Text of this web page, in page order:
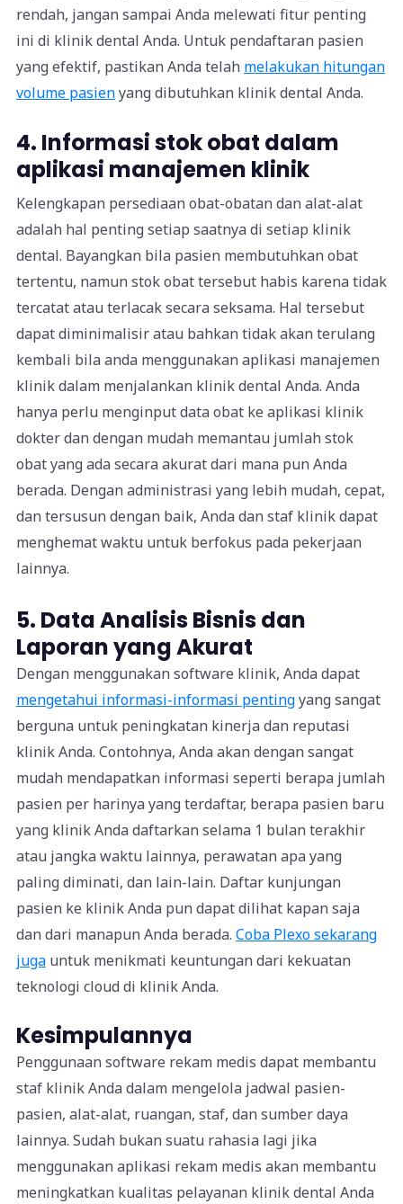
rendah, jangan sampai Anda melewati fitur penting
ini di klinik dental Anda. Untuk pendaftaran pasien
yang efektif, pastikan Anda telah melakukan hitungan
volume pasienyang dibutuhkan klinik dental Anda.
4. Informasi stok obat dalam
aplikasi manajemen klinik
Kelengkapan persediaan obat-obatan dan alat-alat
adalah hal penting setiap saatnya di setiap klinik
dental. Bayangkan bila pasien membutuhkan obat
tertentu, namun stok obat tersebut habis karena tidak
tercatat atau terlacak secara seksama. Hal tersebut
dapat diminimalisir atau bahkan tidak akan terulang
kembali bila anda menggunakan aplikasi manajemen
klinik dalam menjalankan klinik dental Anda. Anda
hanya perlu menginput data obat ke aplikasi klinik
dokter dan dengan mudah memantau jumlah stok
obat yang ada secara akurat dari mana pun Anda
berada. Dengan administrasi yang lebih mudah, cepat,
dan tersusun dengan baik, Anda dan staf klinik dapat
menghemat waktu untuk berfokus pada pekerjaan
lainnya.
5. Data Analisis Bisnis dan
Laporan yang Akurat
Dengan menggunakan software klinik, Anda dapat
mengetahui informasi-informasi pentingyang sangat
berguna untuk peningkatan kinerja dan reputasi
klinik Anda. Contohnya, Anda akan dengan sangat
mudah mendapatkan informasi seperti berapa jumlah
pasien per harinya yang terdaftar, berapa pasien baru
yang klinik Anda daftarkan selama 1 bulan terakhir
atau jangka waktu lainnya, perawatan apa yang
paling diminati, dan lain-lain. Daftar kunjungan
pasien ke klinik Anda pun dapat dilihat kapan saja
dan dari manapun Anda berada. Coba Plexo sekarang
jugauntuk menikmati keuntungan dari kekuatan
teknologi cloud di klinik Anda.
Kesimpulannya
Penggunaan software rekam medis dapat membantu
staf klinik Anda dalam mengelola jadwal pasien-
pasien, alat-alat, ruangan, staf, dan sumber daya
lainnya. Sudah bukan suatu rahasia lagi jika
menggunakan aplikasi rekam medis akan membantu
meningkatkan kualitas pelayanan klinik dental Anda